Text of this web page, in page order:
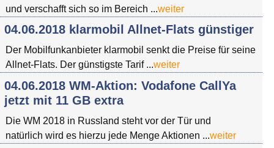
und verschafft sich so im Bereich ...weiter
04.06.2018 klarmobil Allnet-Flats günstiger
Der Mobilfunkanbieter klarmobil senkt die Preise für seine
Allnet-Flats. Der günstigste Tarif ...weiter
04.06.2018 WM-Aktion: Vodafone CallYa
jetzt mit 11 GB extra
Die WM 2018 in Russland steht vor der Tür und
natürlich wird es hierzu jede Menge Aktionen ...weiter